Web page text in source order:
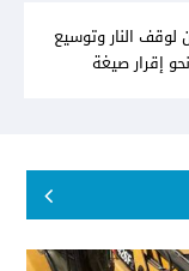
النار وتوسيع
إقرار صيغة